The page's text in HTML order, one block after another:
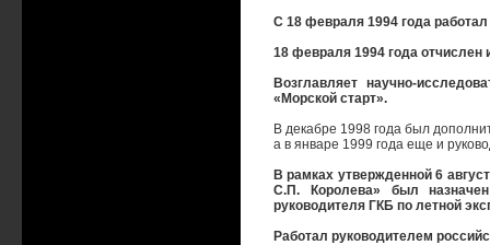
С 18 февраля 1994 года
18 февраля 1994 года отчислен
Возглавляет научно-
«Морской старт».
В декабре 1998 года был
а в январе 1999 года еще и
В рамках утвержденной 6
С.П. Королева» был назначен
руководителя ГКБ по летной
Работал руководителем